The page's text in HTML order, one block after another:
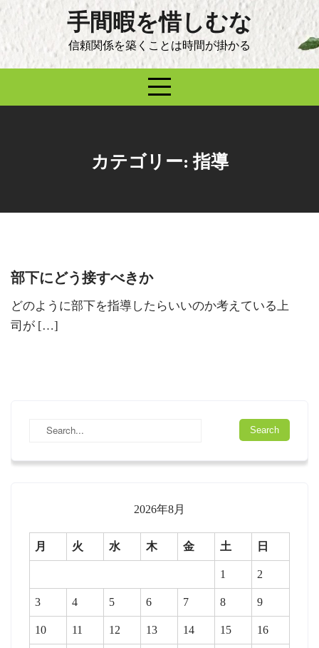
Skip
to
content
手間暇を惜しむな
信頼関係を築くことは時間が掛かる
カテゴリー:指導
部下にどう接すべきか
どのように部下を指導したらいいのか考えている上
司が […]
2026年8月
月 火 水 木 金 土 日
1 2
3 4 5 6 7 8 9
10 11 12 13 14 15 16